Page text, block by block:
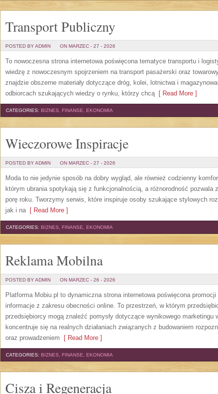
Transport Publiczny
POSTED BY ADMIN ON MARZEC - 27 - 2026
To nowoczesna strona internetowa poświęcona tematyce transportu i
wiedzę z nowoczesnym spojrzeniem na transport pasażerski oraz
znajdzie obszerne materiały dotyczące dróg, kolei, lotnictwa i
odbiorcach szukających wiedzy o rynku, którzy chcą[ Read More ]
CATEGORIES: BIZNES, FINANSE, EKONOMIA
Wieczorowe Inspiracje
POSTED BY ADMIN ON MARZEC - 27 - 2026
Moda to nie jedynie sposób na dobry wygląd, ale również codzienny
którym ubrania spotykają się z funkcjonalnością, a różnorodność
porę roku. Tworzymy serwis, które inspiruje osoby szukające stylowych
jak i na[ Read More ]
CATEGORIES: BIZNES, FINANSE, EKONOMIA
Reklama Mobilna
POSTED BY ADMIN ON MARZEC - 26 - 2026
Platforma Mobiu.pl to dynamiczna strona internetowa poświęcona
informacje z zakresu obecności online. To przestrzeń, w którym
przedsiębiorcy mogą znaleźć pomysły dotyczące wynikowego marketingu
koncentruje się na realnych działaniach związanych z budowaniem
oraz prowadzeniem [ Read More ]
CATEGORIES: BIZNES, FINANSE, EKONOMIA
Cisza i Regeneracja